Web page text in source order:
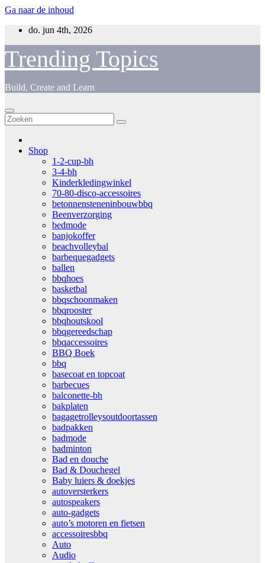
Ga naar de inhoud
do. jun 4th, 2026
Trending Topics
Build, Create and Learn
Shop
1-2-cup-bh
3-4-bh
Kinderkledingwinkel
70-80-disco-accessoires
betonnensteneninbouwbbq
Beenverzorging
bedmode
banjokoffer
beachvolleybal
barbequegadgets
ballen
bbqhoes
basketbal
bbqschoonmaken
bbqrooster
bbqhoutskool
bbqgereedschap
bbqaccessoires
BBQ Boek
bbq
basecoat en topcoat
barbecues
balconette-bh
bakplaten
bagagetrolleysoutdoortassen
badpakken
badmode
badminton
Bad en douche
Bad & Douchegel
Baby luiers & doekjes
autoversterkers
autospeakers
auto-gadgets
auto’s motoren en fietsen
accessoiresbbq
Auto
Audio